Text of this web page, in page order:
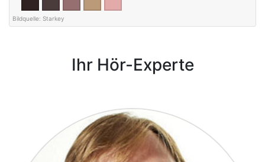
Ihr Hör-Experte